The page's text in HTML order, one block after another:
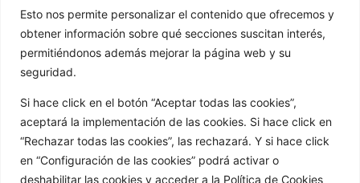
Esto nos permite personalizar el contenido que ofrecemos y
obtener información sobre qué secciones suscitan interés,
permitiéndonos además mejorar la página web y su
seguridad.
Si hace click en el botón “Aceptar todas las cookies”,
aceptará la implementación de las cookies. Si hace click en
“Rechazar todas las cookies”, las rechazará. Y si hace click
en “Configuración de las cookies” podrá activar o
deshabilitar las cookies y acceder a la Política de Cookies
ENTRADAS
Redes sociales: